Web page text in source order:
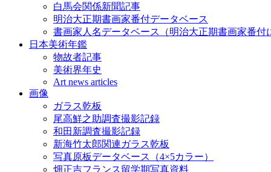
白馬会関係新聞記事
明治大正期書画家番付データベース
書画家人名データベース（明治大正期書画家番付
日本美術年鑑
物故者記事
美術界年史
Art news articles
画像
ガラス乾板
尾高鮮之助調査撮影記録
和田新調査撮影記録
新海竹太郎関連ガラス乾板
写真原板データベース（4×5カラー）
畑正吉フランス留学期写真資料